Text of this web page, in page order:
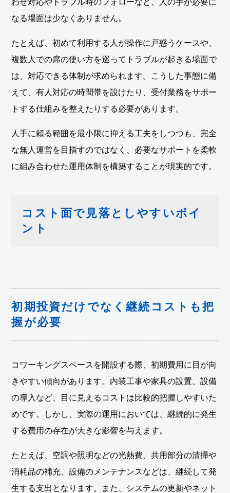
なる場面は少なくありません。
たとえば、初めて利用する人が操作に戸惑うケースや、
複数人での席の使い方を巡ってトラブルが起きる場面で
は、対応できる体制が求められます。こうした事態に備
えて、有人対応の時間帯を設けたり、受付業務をサポー
トする仕組みを整えたりする必要があります。
人手に頼る範囲を最小限に抑える工夫をしつつも、完全
な無人運営を目指すのではなく、必要なサポートを柔軟
に組み合わせた運用体制を構築することが現実的です。
コスト面で見落としやすいポイ
ント
初期投資だけでなく継続コストも把
握が必要
コワーキングスペースを開設する際、初期費用に目が向
きやすい傾向があります。内装工事や家具の設置、設備
の導入など、目に見えるコストは比較的把握しやすいた
めです。しかし、実際の運用においては、継続的に発生
する費用の存在が大きな影響を与えます。
たとえば、空調や照明などの光熱費、共用部分の清掃や
消耗品の補充、設備のメンテナンスなどは、継続して発
生する支出となります。また、システムの更新やネット